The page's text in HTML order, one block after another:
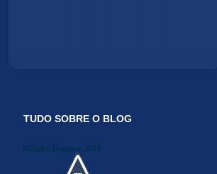
TUDO SOBRE O BLOG
Midiakit Danosse 2014